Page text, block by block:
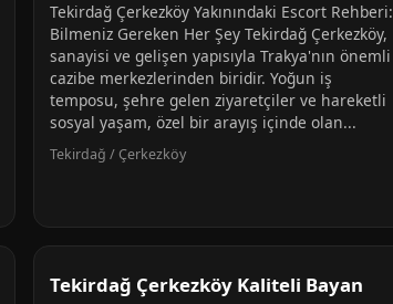
Tekirdağ Çerkezköy Yakınındaki Escort Rehberi:
Bilmeniz Gereken Her Şey Tekirdağ Çerkezköy,
sanayisi ve gelişen yapısıyla Trakya'nın önemli
cazibe merkezlerinden biridir. Yoğun iş
temposu, şehre gelen ziyaretçiler ve hareketli
sosyal yaşam, özel bir arayış içinde olan...
Tekirdağ / Çerkezköy
Tekirdağ Çerkezköy Kaliteli Bayan